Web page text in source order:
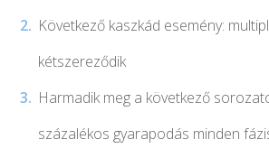
Következő kaszkád esemény:
kétszereződik
Harmadik meg a következő
százalékos gyarapodás minden